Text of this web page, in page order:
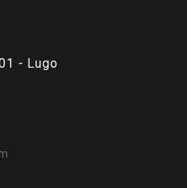
- Lugo